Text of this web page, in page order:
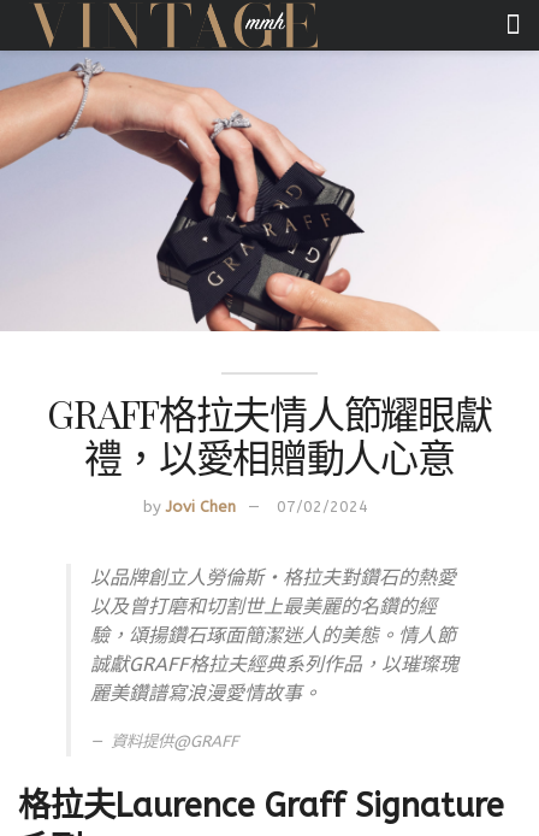
GRAFF格拉夫情人節耀眼獻
禮，以愛相贈動人心意
by Jovi Chen 07/02/2024
以品牌創立人勞倫斯・格拉夫對鑽石的熱愛
以及曾打磨和切割世上最美麗的名鑽的經
驗，頌揚鑽石琢面簡潔迷人的美態。情人節
誠獻GRAFF格拉夫經典系列作品，以璀璨瑰
麗美鑽譜寫浪漫愛情故事。
資料提供@GRAFF
格拉夫Laurence Graff Signature